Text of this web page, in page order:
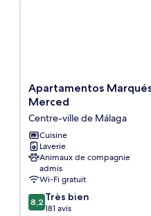
Apartamentos
Marqués
la
Merced
Centre-
ville
de
Málaga
Apartamentos
Merced
Centre-ville de Málaga
Cuisine
Laverie
Animaux de compagnie
admis
Wi-Fi gratuit
8.2
sur
8,2 Très bien
181 avis